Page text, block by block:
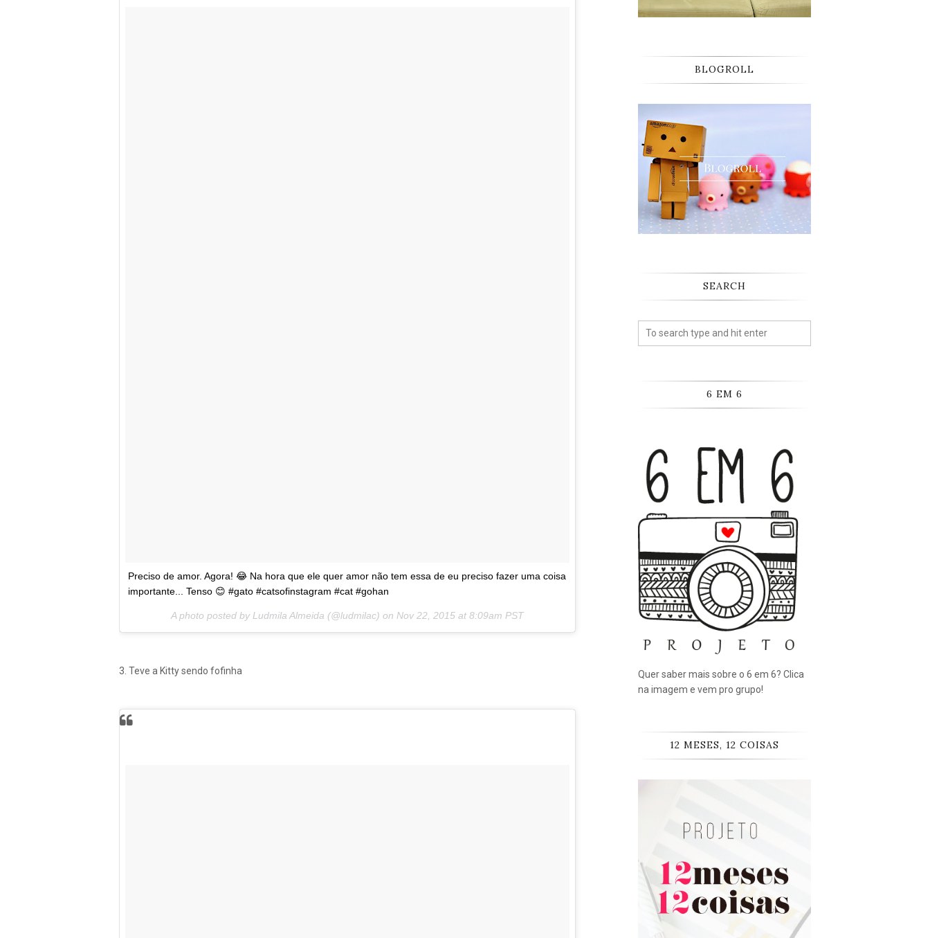
Preciso de amor. Agora! 😂 Na hora que ele quer amor não tem essa de eu preciso fazer uma coisa
importante... Tenso 😊 #gato #catsofinstagram #cat #gohan
A photo posted by Ludmila Almeida (@ludmilac) on Nov 22, 2015 at 8:09am PST
3. Teve a Kitty sendo fofinha
BLOGROLL
SEARCH
6 EM 6
Quer saber mais sobre o 6 em 6? Clica
na imagem e vem pro grupo!
12 MESES, 12 COISAS